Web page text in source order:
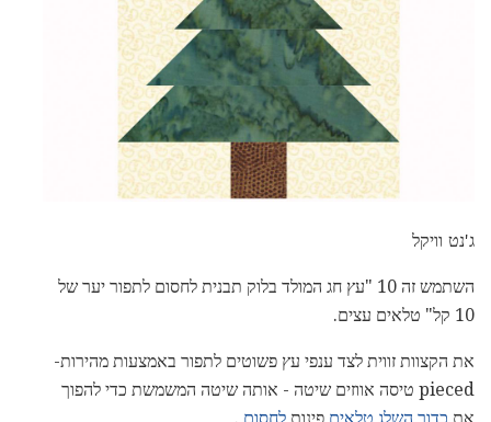
ג'נט וויקל
השתמש זה 10 "עץ חג המולד בלוק תבנית לחסום לתפור יער של
10 קל" טלאים עצים.
את הקצוות זווית לצד ענפי עץ פשוטים לתפור באמצעות מהירות-
pieced טיסה אווזים שיטה - אותה שיטה המשמשת כדי להפוך